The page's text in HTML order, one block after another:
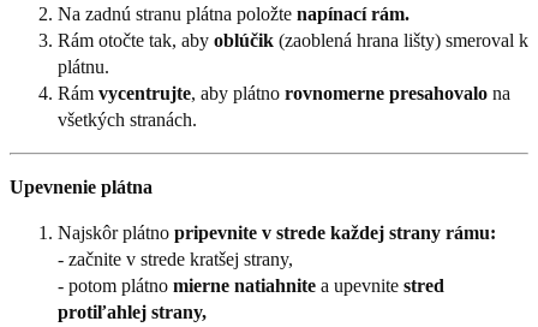
Na zadnú stranu plátna položte napínací rám.
Rám otočte tak, aby oblúčik (zaoblená hrana lišty) smeroval k
plátnu.
Rám vycentrujte, aby plátno rovnomerne presahovalo na
všetkých stranách.
Upevnenie plátna
Najskôr plátno pripevnite v strede každej strany rámu:
- začnite v strede kratšej strany,
- potom plátno mierne natiahnite a upevnite stred
protiľahlej strany,